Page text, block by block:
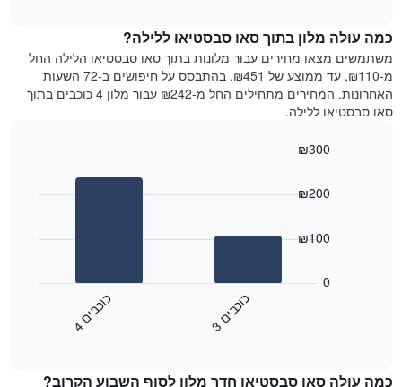
Y
המציגים
את
המחיר
הממוצע
מחיר
של
חדר
לכל
יום
התרשים
המציגים
השבוע.
Y
כמה עולה מלון בתוך סאו סבסטיאו ללילה?
משתמשים מצאו מחירים עבור מלונות בתוך סאו סבסטיאו הלילה החל
מ-₪110, עד ממוצע של ₪451, בהתבסס על חיפושים ב-72 השעות
האחרונות. המחירים מתחילים החל מ-₪242 עבור מלון 4 כוכבים בתוך
סאו סבסטיאו ללילה.
חדר
3כו
כ
ב
ים 4כו
כ
ב
ים
0
₪100
₪200
₪300
כמה עולה סאו סבסטיאו חדר מלון לסוף השבוע הקרוב?